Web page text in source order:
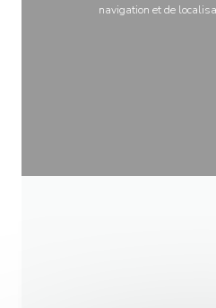
navigation et de